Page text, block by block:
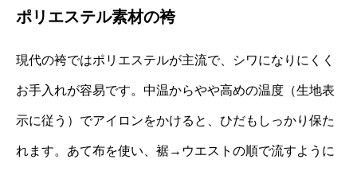
ポリエステル素材の袴
現代の袴ではポリエステルが主流で、シワになりにくく
お手入れが容易です。中温からやや高めの温度（生地表
示に従う）でアイロンをかけると、ひだもしっかり保た
れます。あて布を使い、裾→ウエストの順で流すように